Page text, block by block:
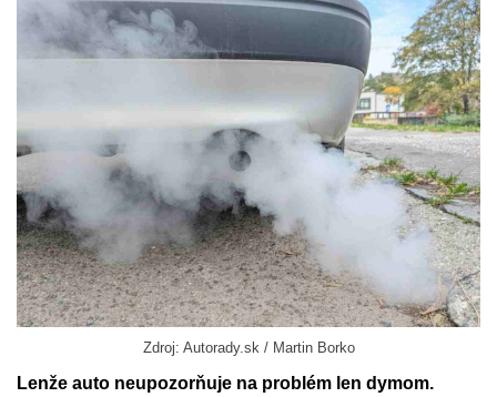
Zdroj: Autorady.sk / Martin Borko
Lenže auto neupozorňuje na problém len dymom.